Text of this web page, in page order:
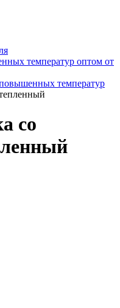
температур оптом от
температур
со